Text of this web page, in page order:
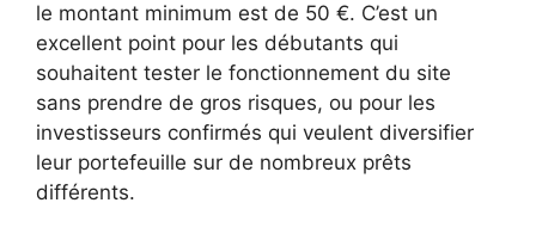
le montant minimum est de 50 €. C’est un
excellent point pour les débutants qui
souhaitent tester le fonctionnement du site
sans prendre de gros risques, ou pour les
investisseurs confirmés qui veulent diversifier
leur portefeuille sur de nombreux prêts
différents.